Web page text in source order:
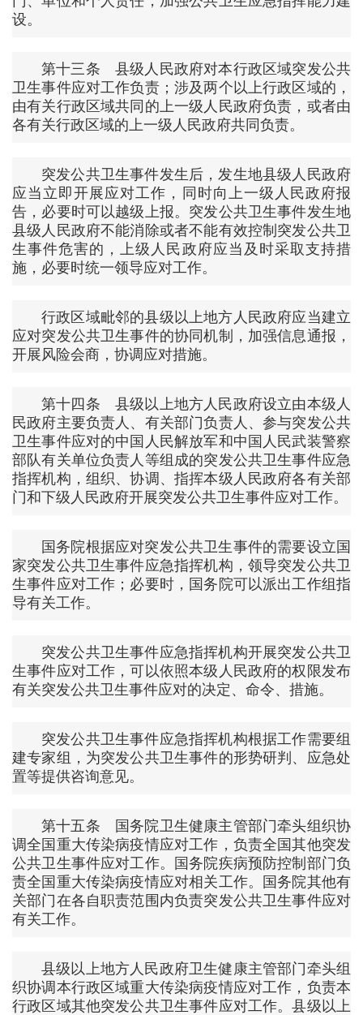
设。
第十三条 县级人民政府对本行政区域突发公共
卫生事件应对工作负责；涉及两个以上行政区域的，
由有关行政区域共同的上一级人民政府负责，或者由
各有关行政区域的上一级人民政府共同负责。
突发公共卫生事件发生后，发生地县级人民政府
应当立即开展应对工作，同时向上一级人民政府报
告，必要时可以越级上报。突发公共卫生事件发生地
县级人民政府不能消除或者不能有效控制突发公共卫
生事件危害的，上级人民政府应当及时采取支持措
施，必要时统一领导应对工作。
行政区域毗邻的县级以上地方人民政府应当建立
应对突发公共卫生事件的协同机制，加强信息通报，
开展风险会商，协调应对措施。
第十四条 县级以上地方人民政府设立由本级人
民政府主要负责人、有关部门负责人、参与突发公共
卫生事件应对的中国人民解放军和中国人民武装警察
部队有关单位负责人等组成的突发公共卫生事件应急
指挥机构，组织、协调、指挥本级人民政府各有关部
门和下级人民政府开展突发公共卫生事件应对工作。
国务院根据应对突发公共卫生事件的需要设立国
家突发公共卫生事件应急指挥机构，领导突发公共卫
生事件应对工作；必要时，国务院可以派出工作组指
导有关工作。
突发公共卫生事件应急指挥机构开展突发公共卫
生事件应对工作，可以依照本级人民政府的权限发布
有关突发公共卫生事件应对的决定、命令、措施。
突发公共卫生事件应急指挥机构根据工作需要组
建专家组，为突发公共卫生事件的形势研判、应急处
置等提供咨询意见。
第十五条 国务院卫生健康主管部门牵头组织协
调全国重大传染病疫情应对工作，负责全国其他突发
公共卫生事件应对工作。国务院疾病预防控制部门负
责全国重大传染病疫情应对相关工作。国务院其他有
关部门在各自职责范围内负责突发公共卫生事件应对
有关工作。
县级以上地方人民政府卫生健康主管部门牵头组
织协调本行政区域重大传染病疫情应对工作，负责本
行政区域其他突发公共卫生事件应对工作。县级以上